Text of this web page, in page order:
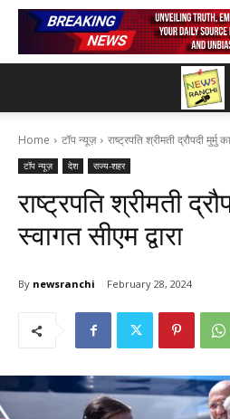
Home टॉप न्यूज़ राष्ट्रपति श्रीमती द्रौपदी मुर्मु
टॉप न्यूज़ देश राज्य-शहर
राष्ट्रपति श्रीमती
स्वागत सीएम द्वारा
By newsranchi February 28, 2024